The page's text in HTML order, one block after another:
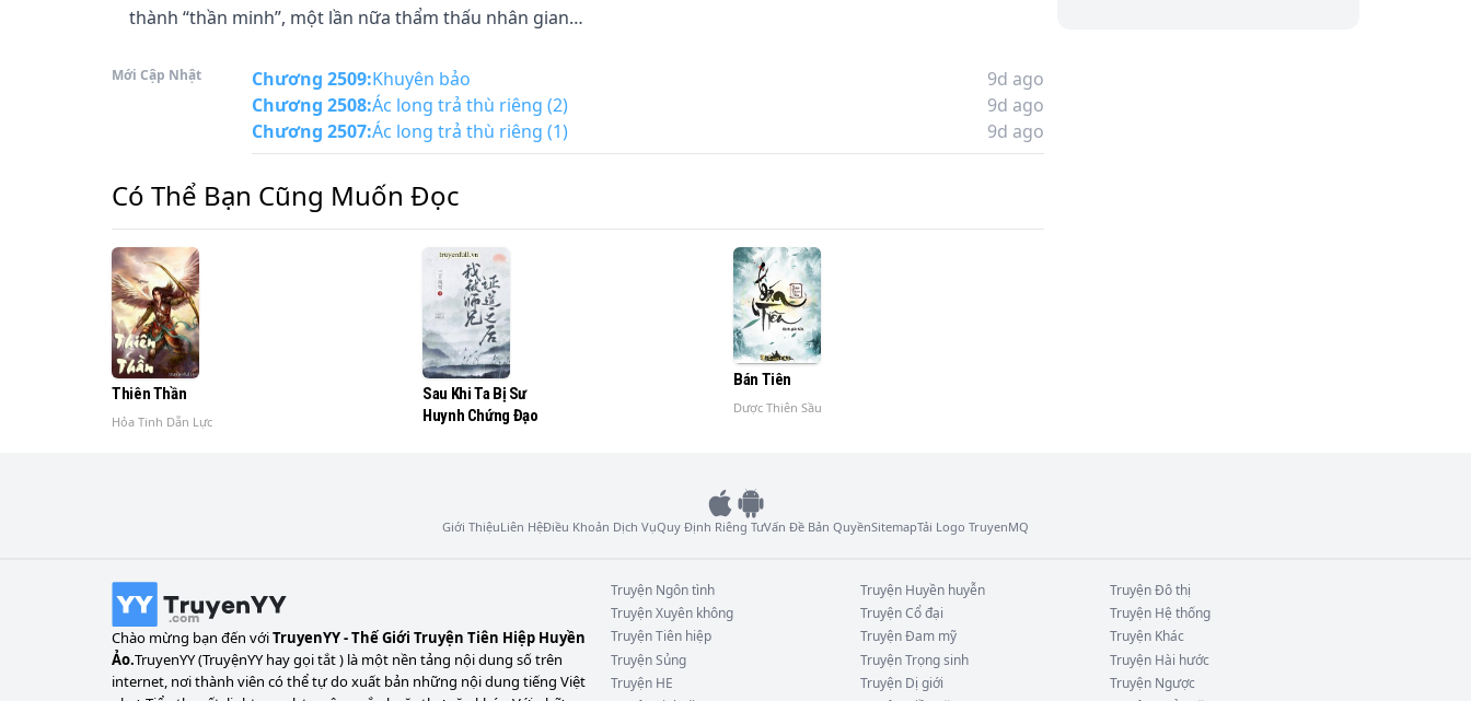
thành “thần minh”, một lần nữa thẩm thấu nhân gian…
Hơn một trăm sáu mươi năm trước, thần vật giáng lâm.
Màu mỡ Xích Mạt cao nguyên, chiến vô bất thắng Bàn Long cổ thành, tất cả đều hóa thành cát bụi vàng
Hiện tại ta, giáng lâm!
Truy tìm manh mối tiên nhân lưu lại, xoay chuyển số mệnh đã định, giải khai chân tướng Tiên – Ma…
Mà tất cả khởi nguyên, đều bắt đầu từ việc trở lại Bàn Long cổ thành, để thân chứng những gợn sóng bi
tráng của lịch sử!
Mới Cập Nhật Chương 2509:Khuyên bảo
9d ago
Chương 2508:Ác long trả thù riêng (2)
9d ago
Chương 2507:Ác long trả thù riêng (1) 9d ago
Có Thể Bạn Cũng Muốn Đọc
Thiên Thần
Hỏa Tinh Dẫn Lực
Sau Khi Ta Bị Sư
Huynh Chứng Đạo
Bán Tiên
Dược Thiên Sầu
Giới ThiệuLiên HệĐiều Khoản Dịch VụQuy Định Riêng TưVấn Đề Bản QuyềnSitemapTải Logo TruyenMQ
Chào mừng bạn đến vớiTruyenYY - Thế Giới Truyện Tiên Hiệp Huyền
Ảo.TruyenYY (TruyệnYY hay gọi tắt ) là một nền tảng nội dung số trên
internet, nơi thành viên có thể tự do xuất bản những nội dung tiếng Việt
Truyện Ngôn tình Truyện Huyền huyễn TruyệnĐô thị
TruyệnXuyên không TruyệnCổ đại Truyện Hệ thống
TruyệnTiên hiệp TruyệnĐam mỹ Truyện Khác
TruyệnSủng TruyệnTrọng sinh Truyện Hài hước
Truyện HE Truyện Dị giới Truyện Ngược